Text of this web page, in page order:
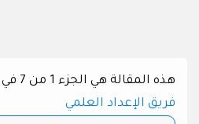
هذه المقالة هي الجزء 1 من 7 في سلسلة
فريق الإعداد العلمي